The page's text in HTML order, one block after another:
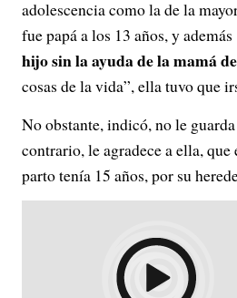
adolescencia como la de la
fue papá a los 13 años, y además
hijo sin la ayuda de la mamá
cosas de la vida”, ella tuvo que
No obstante, indicó, no le
contrario, le agradece a ella,
parto tenía 15 años, por su